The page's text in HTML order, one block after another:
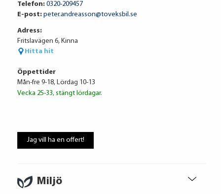
Miljö
Volkswagen Financial Services
Ränta
Telefon: 0320-209457
E-post: peter.andreasson@toveksbil.se
Adress:
Fritslavägen 6, Kinna
Hitta hit
Öppettider
Mån-fre 9-18, Lördag 10-13
Vecka 25-33, stängt lördagar.
Jag vill ha en offert!